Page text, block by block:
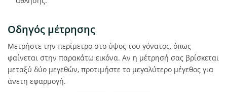
Οδηγός μέτρησης
Μετρήστε την περίμετρο στο ύψος του γόνατος, όπως
φαίνεται στην παρακάτω εικόνα. Αν η μέτρησή σας βρίσκεται
μεταξύ δύο μεγεθών, προτιμήστε το μεγαλύτερο μέγεθος για
άνετη εφαρμογή.